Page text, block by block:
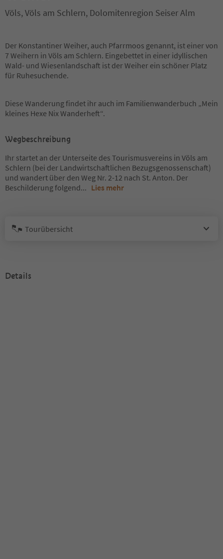
Völs, Völs am Schlern, Dolomitenregion Seiser Alm
Der Konstantiner Weiher, auch Pfarrmoos genannt, ist einer von
7 Weihern in Völs am Schlern. Eingebettet in einer idyllischen
Wald- und Wiesenlandschaft ist der Weiher ein schöner Platz
für Ruhesuchende.
Diese Wanderung findet ihr auch im Familienwanderbuch „Mein
kleines Hexe Nix Wanderheft“.
Wegbeschreibung
Ihr startet an der Unterseite des Tourismusvereins in Völs am
Schlern (bei der Landwirtschaftlichen Bezugsgenossenschaft)
und wandert über den Weg Nr. 2-12 nach St. Anton. Der
Beschilderung folgend... Lies mehr
Tourübersicht
Details